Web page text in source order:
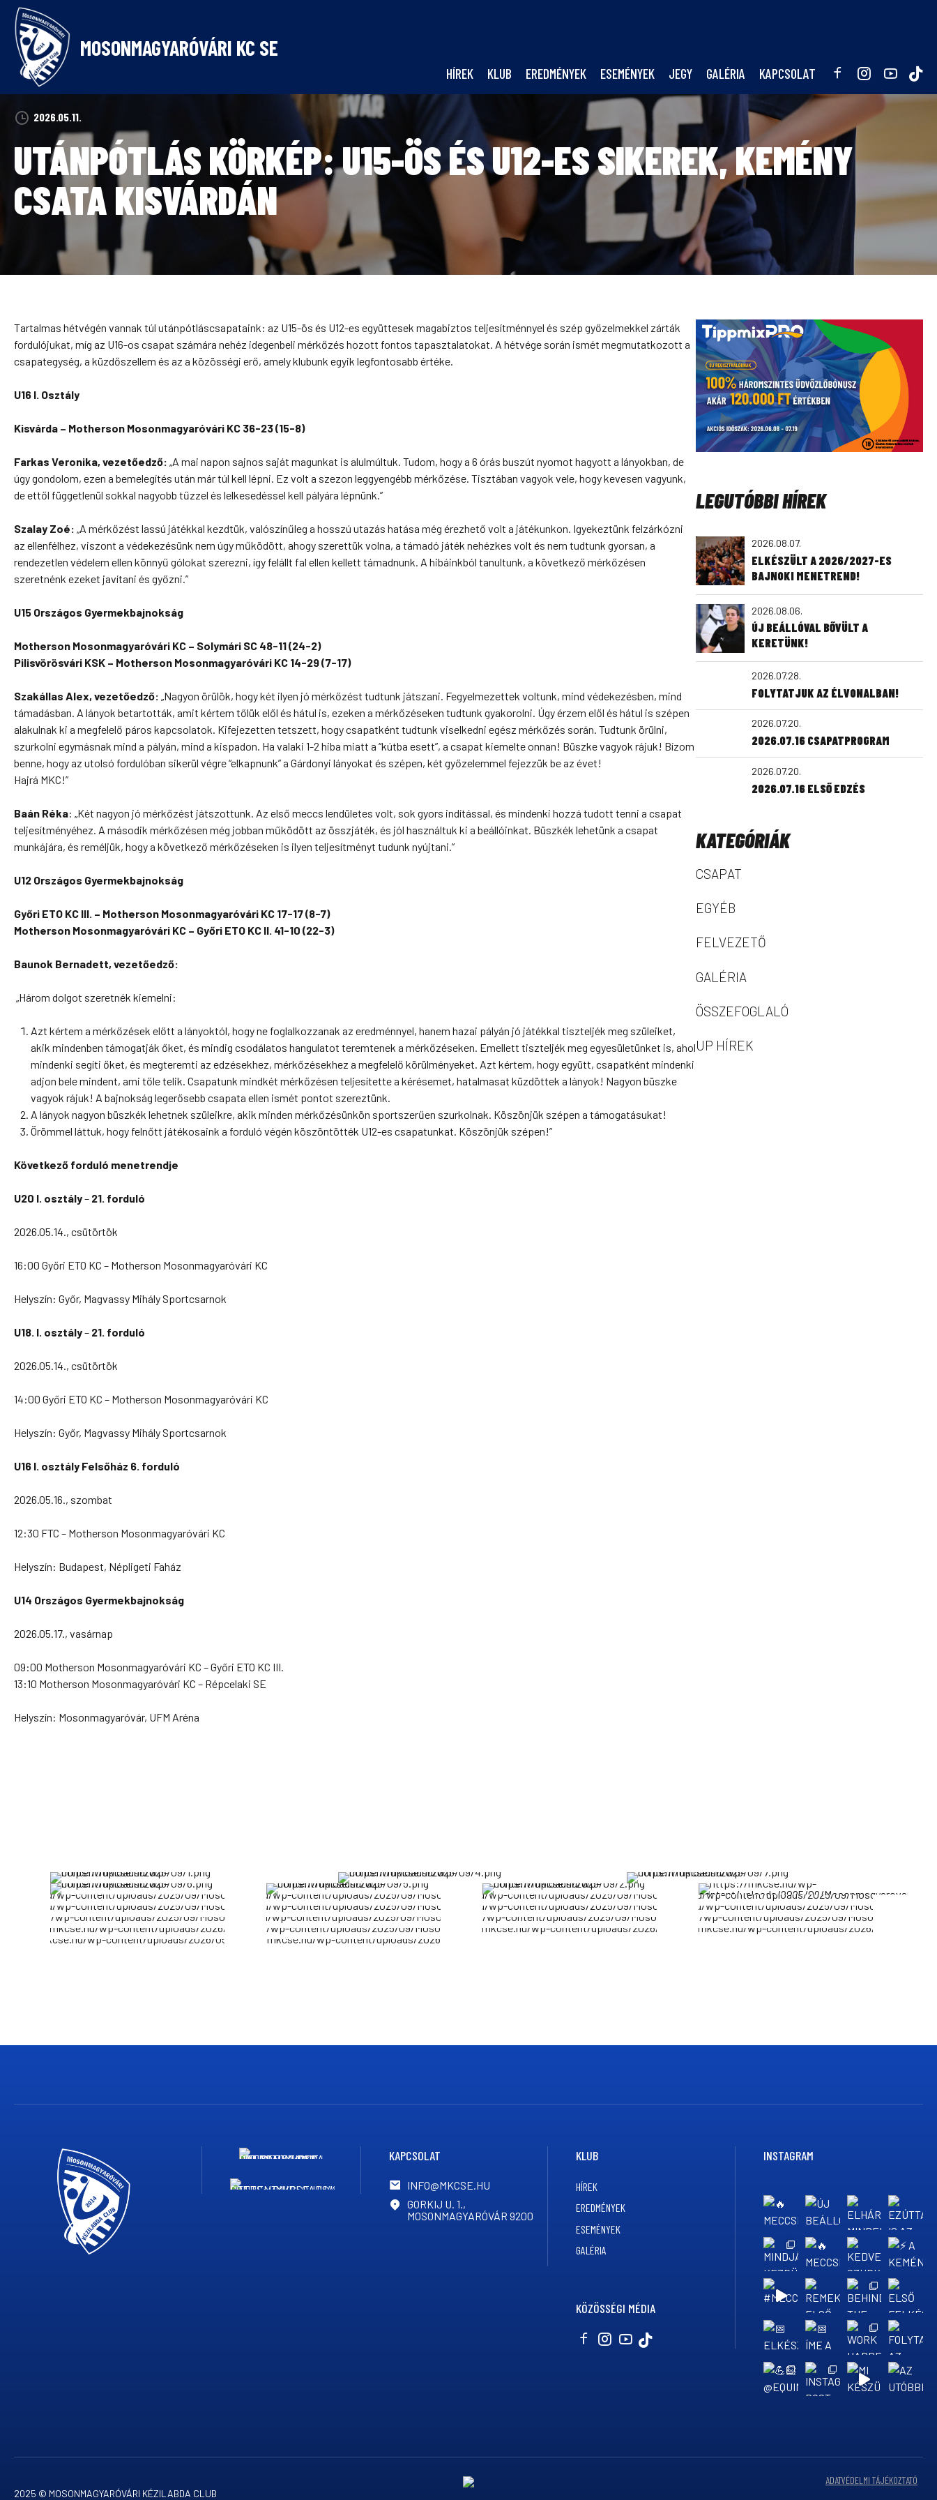
Skip
content
MOSONMAGYARÓVÁRI KC SE
HÍREK KLUB EREDMÉNYEK ESEMÉNYEK JEGY GALÉRIA KAPCSOLAT
2026.05.11.
UTÁNPÓTLÁS KÖRKÉP: U15-ÖS ÉS U12-ES SIKEREK, KEMÉNY
CSATA KISVÁRDÁN
Tartalmas hétvégén vannak túl utánpótláscsapataink: az U15-ös és U12-es együttesek magabiztos teljesítménnyel és szép győzelmekkel zárták
fordulójukat, míg az U16-os csapat számára nehéz idegenbeli mérkőzés hozott fontos tapasztalatokat. A hétvége során ismét megmutatkozott a
csapategység, a küzdőszellem és az a közösségi erő, amely klubunk egyik legfontosabb értéke.
U16 I. Osztály
Kisvárda – Motherson Mosonmagyaróvári KC 36-23 (15-8)
Farkas Veronika, vezetőedző: „A mai napon sajnos saját magunkat is alulmúltuk. Tudom, hogy a 6 órás buszút nyomot hagyott a lányokban, de
úgy gondolom, ezen a bemelegítés után már túl kell lépni. Ez volt a szezon leggyengébb mérkőzése. Tisztában vagyok vele, hogy kevesen vagyunk,
de ettől függetlenül sokkal nagyobb tűzzel és lelkesedéssel kell pályára lépnünk.”
Szalay Zoé: „A mérkőzést lassú játékkal kezdtük, valószínűleg a hosszú utazás hatása még érezhető volt a játékunkon. Igyekeztünk felzárkózni
az ellenfélhez, viszont a védekezésünk nem úgy működött, ahogy szerettük volna, a támadó játék nehézkes volt és nem tudtunk gyorsan, a
rendezetlen védelem ellen könnyű gólokat szerezni, így felállt fal ellen kellett támadnunk. A hibáinkból tanultunk, a következő mérkőzésen
szeretnénk ezeket javítani és győzni.”
U15 Országos Gyermekbajnokság
Motherson Mosonmagyaróvári KC – Solymári SC 48-11 (24-2)
Pilisvörösvári KSK – Motherson Mosonmagyaróvári KC 14-29 (7-17)
Szakállas Alex, vezetőedző: „Nagyon örülök, hogy két ilyen jó mérkőzést tudtunk játszani. Fegyelmezettek voltunk, mind védekezésben, mind
támadásban. A lányok betartották, amit kértem tőlük elől és hátul is, ezeken a mérkőzéseken tudtunk gyakorolni. Úgy érzem elől és hátul is szépen
alakulnak ki a megfelelő páros kapcsolatok. Kifejezetten tetszett, hogy csapatként tudtunk viselkedni egész mérkőzés során. Tudtunk örülni,
szurkolni egymásnak mind a pályán, mind a kispadon. Ha valaki 1-2 hiba miatt a “kútba esett”, a csapat kiemelte onnan! Büszke vagyok rájuk! Bízom
benne, hogy az utolsó fordulóban sikerül végre “elkapnunk” a Gárdonyi lányokat és szépen, két győzelemmel fejezzük be az évet!
Hajrá MKC!”
Baán Réka: „Két nagyon jó mérkőzést játszottunk. Az első meccs lendületes volt, sok gyors indítással, és mindenki hozzá tudott tenni a csapat
teljesítményéhez. A második mérkőzésen még jobban működött az összjáték, és jól használtuk ki a beállóinkat. Büszkék lehetünk a csapat
munkájára, és reméljük, hogy a következő mérkőzéseken is ilyen teljesítményt tudunk nyújtani.”
U12 Országos Gyermekbajnokság
Győri ETO KC III. – Motherson Mosonmagyaróvári KC 17-17 (8-7)
Motherson Mosonmagyaróvári KC – Győri ETO KC II. 41-10 (22-3)
Baunok Bernadett, vezetőedző:
„Három dolgot szeretnék kiemelni:
Azt kértem a mérkőzések előtt a lányoktól, hogy ne foglalkozzanak az eredménnyel, hanem hazai pályán jó játékkal tiszteljék meg szüleiket,
akik mindenben támogatják őket, és mindig csodálatos hangulatot teremtenek a mérkőzéseken. Emellett tiszteljék meg egyesületünket is, ahol
mindenki segíti őket, és megteremti az edzésekhez, mérkőzésekhez a megfelelő körülményeket. Azt kértem, hogy együtt, csapatként mindenki
adjon bele mindent, ami tőle telik. Csapatunk mindkét mérkőzésen teljesítette a kérésemet, hatalmasat küzdöttek a lányok! Nagyon büszke
vagyok rájuk! A bajnokság legerősebb csapata ellen ismét pontot szereztünk.
A lányok nagyon büszkék lehetnek szüleikre, akik minden mérkőzésünkön sportszerűen szurkolnak. Köszönjük szépen a támogatásukat!
Örömmel láttuk, hogy felnőtt játékosaink a forduló végén köszöntötték U12-es csapatunkat. Köszönjük szépen!”
Következő forduló menetrendje
U20 I. osztály– 21. forduló
2026.05.14., csütörtök
16:00 Győri ETO KC – Motherson Mosonmagyaróvári KC
Helyszín: Győr, Magvassy Mihály Sportcsarnok
U18. I. osztály– 21. forduló
2026.05.14., csütörtök
14:00 Győri ETO KC – Motherson Mosonmagyaróvári KC
Helyszín: Győr, Magvassy Mihály Sportcsarnok
U16 I. osztály Felsőház 6. forduló
2026.05.16., szombat
12:30 FTC – Motherson Mosonmagyaróvári KC
Helyszín: Budapest, Népligeti Faház
U14 Országos Gyermekbajnokság
2026.05.17., vasárnap
09:00 Motherson Mosonmagyaróvári KC – Győri ETO KC III.
13:10 Motherson Mosonmagyaróvári KC – Répcelaki SE
Helyszín: Mosonmagyaróvár, UFM Aréna
LEGUTÓBBI HÍREK
2026.08.07.
ELKÉSZÜLT A 2026/2027-ES
BAJNOKI MENETREND!
2026.08.06.
ÚJ BEÁLLÓVAL BŐVÜLT A
KERETÜNK!
2026.07.28.
FOLYTATJUK AZ ÉLVONALBAN!
2026.07.20.
2026.07.16 CSAPATPROGRAM
2026.07.20.
2026.07.16 ELSŐ EDZÉS
KATEGÓRIÁK
CSAPAT
EGYÉB
FELVEZETŐ
GALÉRIA
ÖSSZEFOGLALÓ
UP HÍREK
KAPCSOLAT
INFO@MKCSE.HU
GORKIJ U. 1.,
MOSONMAGYARÓVÁR 9200
KLUB
HÍREK
EREDMÉNYEK
ESEMÉNYEK
GALÉRIA
KÖZÖSSÉGI MÉDIA
INSTAGRAM
2025 © MOSONMAGYARÓVÁRI KÉZILABDA CLUB
ADATVÉDELMI TÁJÉKOZTATÓ